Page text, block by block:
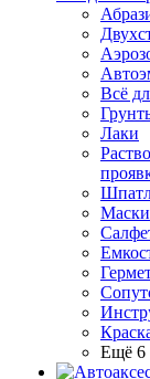
Всё
Лаки
Ещё 6